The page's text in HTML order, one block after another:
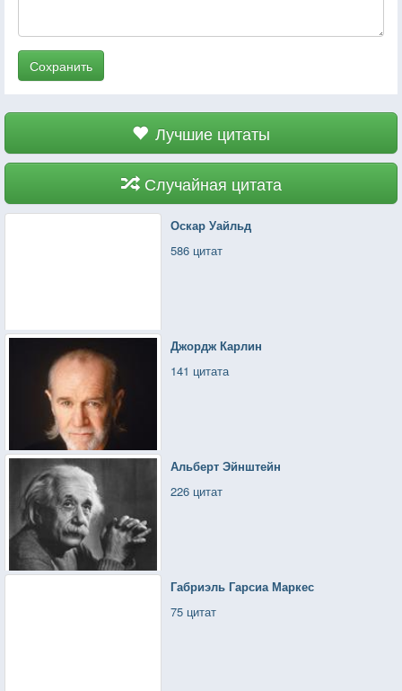
Сохранить
Лучшие цитаты
Случайная цитата
Оскар Уайльд
586 цитат
Джордж Карлин
141 цитата
Альберт Эйнштейн
226 цитат
Габриэль Гарсиа Маркес
75 цитат